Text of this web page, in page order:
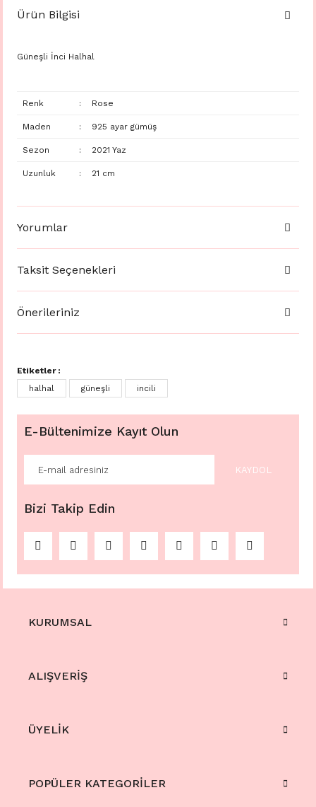
Ürün Bilgisi
Güneşli İnci Halhal
Renk : Rose
Maden : 925 ayar gümüş
Sezon : 2021 Yaz
Uzunluk : 21 cm
Yorumlar
Taksit Seçenekleri
Önerileriniz
Etiketler :
halhal
güneşli incili
E-Bültenimize Kayıt Olun
KAYDOL
Bizi Takip Edin
KURUMSAL
ALIŞVERİŞ
ÜYELİK
POPÜLER KATEGORİLER